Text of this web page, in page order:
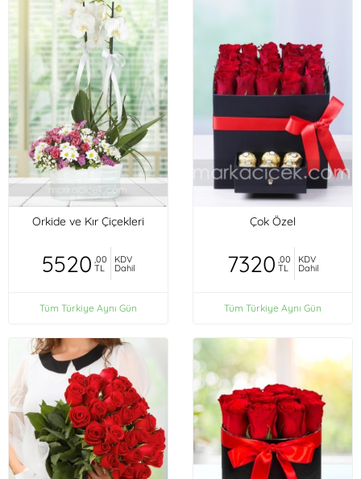
Orkide ve Kır Çiçekleri
5520 ,00
TL
KDV
Dahil
Tüm Türkiye Aynı Gün
Çok Özel
7320 ,00
TL
KDV
Dahil
Tüm Türkiye Aynı Gün